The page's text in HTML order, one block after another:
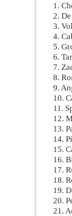
1.
2.
3.
4.
5.
6.
7.
8.
9.
10.
11.
12.
13.
14.
15.
16.
17.
18.
19.
20.
21.